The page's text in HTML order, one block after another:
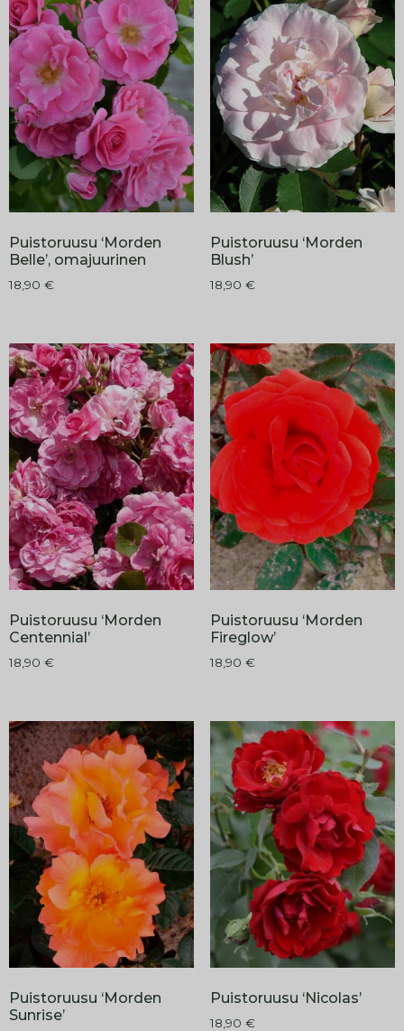
Puistoruusu ‘Morden
Belle’, omajuurinen
18,90 €
Puistoruusu ‘Morden
Blush’
18,90 €
Puistoruusu ‘Morden
Centennial’
18,90 €
Puistoruusu ‘Morden
Fireglow’
18,90 €
Puistoruusu ‘Morden
Sunrise’
Puistoruusu ‘Nicolas’
18,90 €